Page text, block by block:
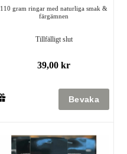
110 gram ringar med naturliga smak &
färgämnen
Tillfälligt slut
39,00 kr